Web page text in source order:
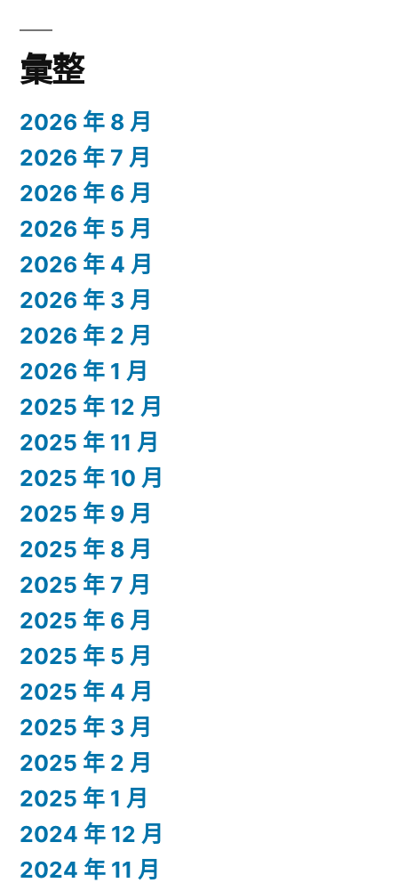
彙整
2026 年 8 月
2026 年 7 月
2026 年 6 月
2026 年 5 月
2026 年 4 月
2026 年 3 月
2026 年 2 月
2026 年 1 月
2025 年 12 月
2025 年 11 月
2025 年 10 月
2025 年 9 月
2025 年 8 月
2025 年 7 月
2025 年 6 月
2025 年 5 月
2025 年 4 月
2025 年 3 月
2025 年 2 月
2025 年 1 月
2024 年 12 月
2024 年 11 月